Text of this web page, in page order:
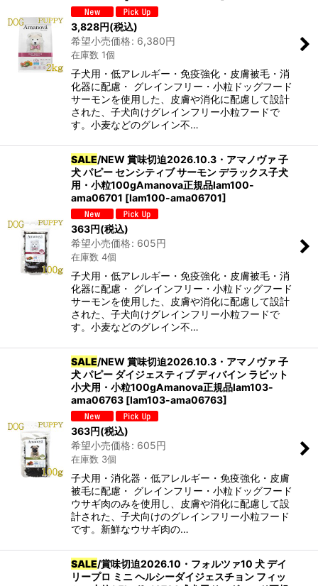
3,828円(税込)
希望小売価格: 6,380円
在庫数 1個
子犬用・低アレルギー・免疫強化・皮膚被毛・消
化器に配慮・ グレインフリー・小粒ドッグフード
サーモンを使用した、皮膚や消化に配慮して設計
された、子犬向けグレインフリー小粒フードで
す。小麦などのグレイン不…
SALE/NEW 賞味切迫2026.10.3・アマノヴァ 子
犬 パピー センシティブ サーモン デラックス子犬
用・小粒100gAmanova正規品lam100-
ama06701 [lam100-ama06701]
363円(税込)
希望小売価格: 605円
在庫数 4個
子犬用・低アレルギー・免疫強化・皮膚被毛・消
化器に配慮・ グレインフリー・小粒ドッグフード
サーモンを使用した、皮膚や消化に配慮して設計
された、子犬向けグレインフリー小粒フードで
す。小麦などのグレイン不…
SALE/NEW 賞味切迫2026.10.3・アマノヴァ 子
犬 パピー ダイジェスティブ ディバイン ラビット
小犬用・小粒100gAmanova正規品lam103-
ama06763 [lam103-ama06763]
363円(税込)
希望小売価格: 605円
在庫数 3個
子犬用・消化器・低アレルギー・免疫強化・皮膚
被毛に配慮・ グレインフリー・小粒ドッグフード
ウサギ肉のみを使用し、皮膚や消化に配慮して設
計された、子犬向けのグレインフリー小粒フード
です。新鮮なウサギ肉の…
SALE/賞味切迫2026.10・フォルツァ10 犬 デイ
リープロ ミニ ヘルシーダイジェスチョン フィッ